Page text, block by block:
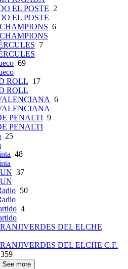
EL POSTE 2
EL POSTE
6
7
69
ROLL 17
ROLL
6
PENALTI 9
PENALTI
25
48
37
50
4
DEL ELCHE
DEL ELCHE C.F.
359
See more